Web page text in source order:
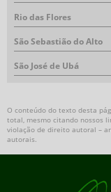
Rio das Flores
São Sebastião do Alto
São José de Ubá
O conteúdo do texto desta
total, mesmo citando nossos
violação de direito autoral –
autorais.